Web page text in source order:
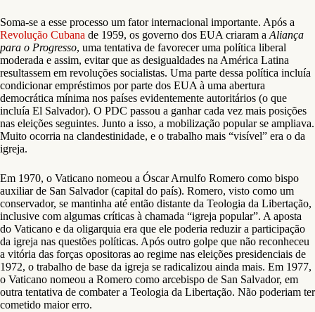
Soma-se a esse processo um fator internacional importante. Após a
Revolução Cubana de 1959, os governo dos EUA criaram a Aliança
para o Progresso, uma tentativa de favorecer uma política liberal
moderada e assim, evitar que as desigualdades na América Latina
resultassem em revoluções socialistas. Uma parte dessa política incluía
condicionar empréstimos por parte dos EUA à uma abertura
democrática mínima nos países evidentemente autoritários (o que
incluía El Salvador). O PDC passou a ganhar cada vez mais posições
nas eleições seguintes. Junto a isso, a mobilização popular se ampliava.
Muito ocorria na clandestinidade, e o trabalho mais “visível” era o da
igreja.
Em 1970, o Vaticano nomeou a Óscar Arnulfo Romero como bispo
auxiliar de San Salvador (capital do país). Romero, visto como um
conservador, se mantinha até então distante da Teologia da Libertação,
inclusive com algumas críticas à chamada “igreja popular”. A aposta
do Vaticano e da oligarquia era que ele poderia reduzir a participação
da igreja nas questões políticas. Após outro golpe que não reconheceu
a vitória das forças opositoras ao regime nas eleições presidenciais de
1972, o trabalho de base da igreja se radicalizou ainda mais. Em 1977,
o Vaticano nomeou a Romero como arcebispo de San Salvador, em
outra tentativa de combater a Teologia da Libertação. Não poderiam ter
cometido maior erro.